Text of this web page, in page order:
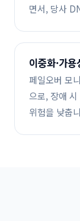
면서, 당사
이중화·가
페일오버 모
으로, 장애
위험을 낮춥